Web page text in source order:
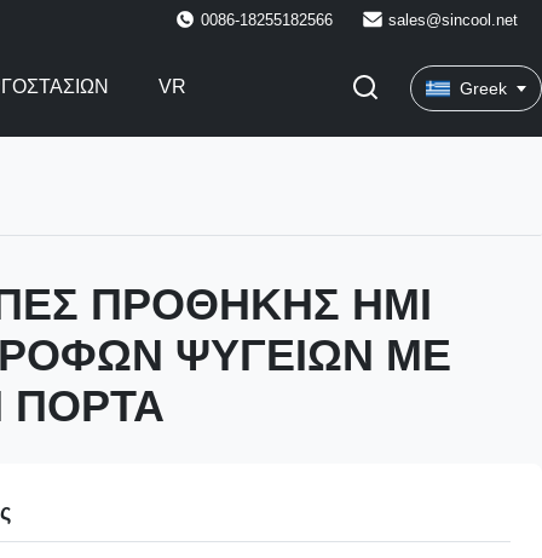
0086-18255182566 sales@sincool.net
VR Greek
ΠΡΟΘΗΚΗΣ ΗΜΙ
ΨΥΓΕΙΩΝ ΜΕ
ΠΟΡΤΑ